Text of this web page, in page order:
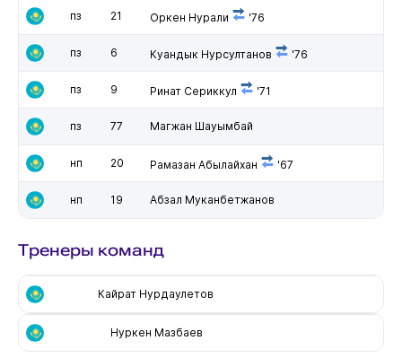
пз 21 Оркен Нурали '76
пз 6 Куандык Нурсултанов '76
пз 9 Ринат Сериккул '71
пз 77 Магжан Шауымбай
нп 20 Рамазан Абылайхан '67
нп 19 Абзал Муканбетжанов
Тренеры команд
Кайрат Нурдаулетов
Нуркен Мазбаев